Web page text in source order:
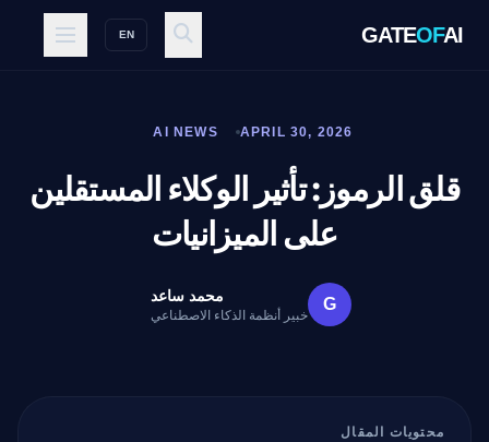
GATEOFAI
EN
APRIL 30, 2026
AI NEWS
قلق الرموز: تأثير الوكلاء المستقلين
على الميزانيات
G محمد ساعد
خبير أنظمة الذكاء الاصطناعي
محتويات المقال